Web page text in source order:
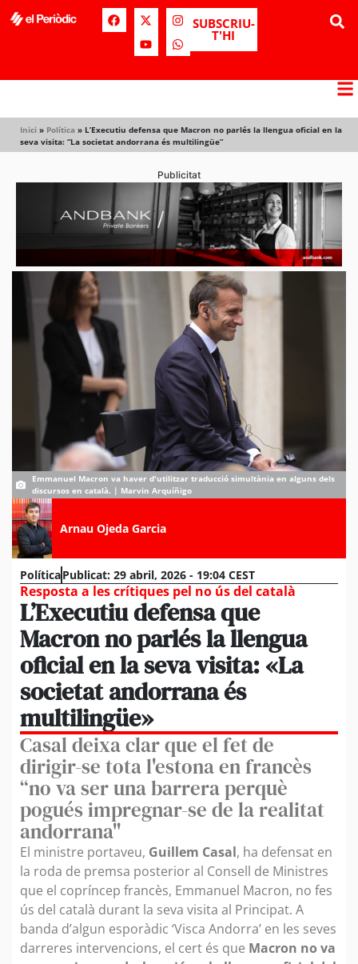
SUBSCRIU-
T'HI
Inici » Política » L’Executiu defensa que Macron no parlés la llengua oficial en la
seva visita: “La societat andorrana és multilingüe”
Publicitat
Emmanuel Macron va haver d'utilitzar traducció simultània en alguns dels
discursos en català. | Marvin Arquíñigo
Arnau Ojeda Garcia
PolíticaPublicat: 29 abril, 2026 - 19:04 CEST
Resposta a les crítiques pel no ús del català
L’Executiu defensa que
Macron no parlés la llengua
oficial en la seva visita: «La
societat andorrana és
multilingüe»
Casal deixa clar que el fet de
dirigir-se tota l'estona en francès
“no va ser una barrera perquè
pogués impregnar-se de la realitat
andorrana"
El ministre portaveu, Guillem Casal, ha defensat en
la roda de premsa posterior al Consell de Ministres
que el copríncep francès, Emmanuel Macron, no fes
ús del català durant la seva visita al Principat. A
banda d’algun esporàdic ‘Visca Andorra’ en les seves
darreres intervencions, el cert és que Macron no va